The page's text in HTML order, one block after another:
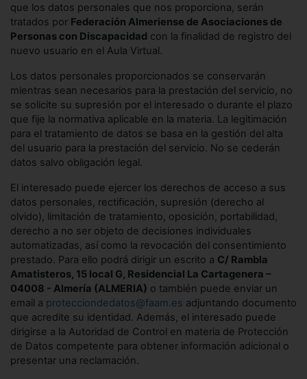
que los datos personales que nos proporciona, serán
tratados por Federación Almeriense de Asociaciones de
Personas con Discapacidad con la finalidad de registro del
nuevo usuario en el Aula Virtual.
Los datos personales proporcionados se conservarán
mientras sean necesarios para la prestación del servicio, no
se solicite su supresión por el interesado o durante el plazo
que fije la normativa aplicable en la materia. La legitimación
para el tratamiento de datos se basa en la gestión del alta
del usuario para la prestación del servicio. No se cederán
datos salvo obligación legal.
El interesado puede ejercer los derechos de acceso a sus
datos personales, rectificación, supresión (derecho al
olvido), limitación de tratamiento, oposición, portabilidad,
derecho a no ser objeto de decisiones individuales
automatizadas, así como la revocación del consentimiento
prestado. Para ello podrá dirigir un escrito a C/ Rambla
Amatisteros, 15 local G, Residencial La Cartagenera –
04008 - Almería (ALMERIA) o también puede enviar un
email a protecciondedatos@faam.es adjuntando documento
que acredite su identidad. Además, el interesado puede
dirigirse a la Autoridad de Control en materia de Protección
de Datos competente para obtener información adicional o
presentar una reclamación.